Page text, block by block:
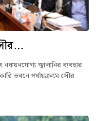
জ্বালানির ব্যবহার
ভবনে পর্যায়ক্রমে সৌর